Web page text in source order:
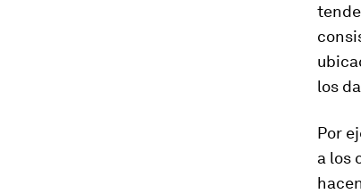
los
Por
a los